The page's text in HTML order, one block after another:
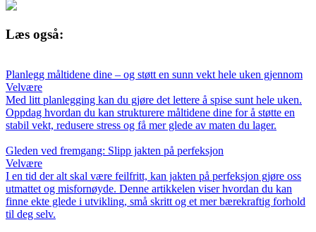
Læs også:
Planlegg måltidene dine – og støtt en sunn vekt hele uken gjennom
Velvære
Med litt planlegging kan du gjøre det lettere å spise sunt hele uken.
Oppdag hvordan du kan strukturere måltidene dine for å støtte en
stabil vekt, redusere stress og få mer glede av maten du lager.
Gleden ved fremgang: Slipp jakten på perfeksjon
Velvære
I en tid der alt skal være feilfritt, kan jakten på perfeksjon gjøre oss
utmattet og misfornøyde. Denne artikkelen viser hvordan du kan
finne ekte glede i utvikling, små skritt og et mer bærekraftig forhold
til deg selv.